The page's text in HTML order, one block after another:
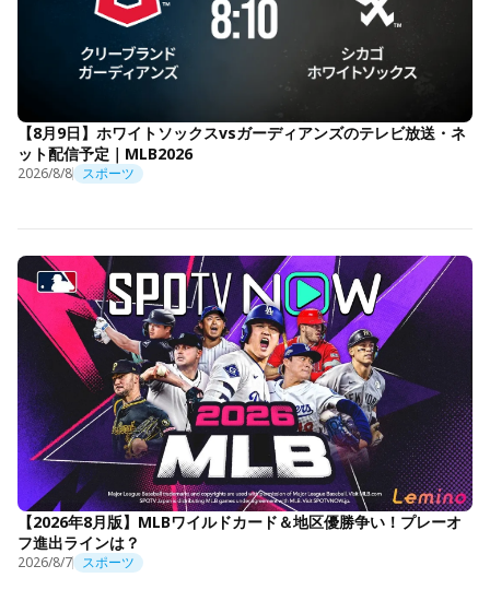
【8月9日】ホワイトソックスvsガーディアンズのテレビ放送・ネ
ット配信予定｜MLB2026
2026/8/8 スポーツ
【2026年8月版】MLBワイルドカード＆地区優勝争い！プレーオ
フ進出ラインは？
2026/8/7 スポーツ